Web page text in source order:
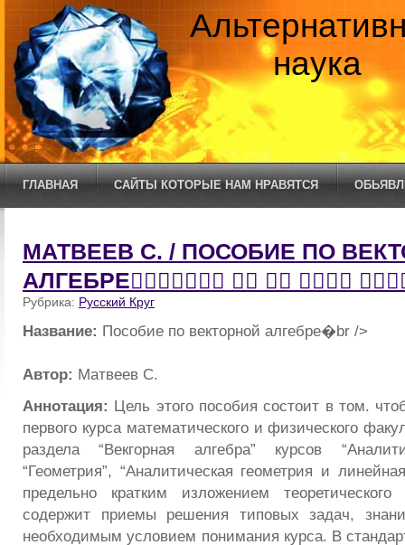
наука
ГЛАВНАЯ САЙТЫ КОТОРЫЕ НАМ НРАВЯТСЯ
МАТВЕЕВ С. / ПОСОБИЕ ПО
АЛГЕБРЕ􀀀    
Рубрика: Русский Круг
Название: Пособие по векторной алгебре�br />
Автор: Матвеев С.
Аннотация: Цель этого пособия состоит в том.
первого курса математического и физического
раздела “Векгорная алгебра” курсов
“Геометрия”, “Аналитическая геометрия и
предельно кратким изложением
содержит приемы решения типовых задач,
необходимым условием понимания курса. В